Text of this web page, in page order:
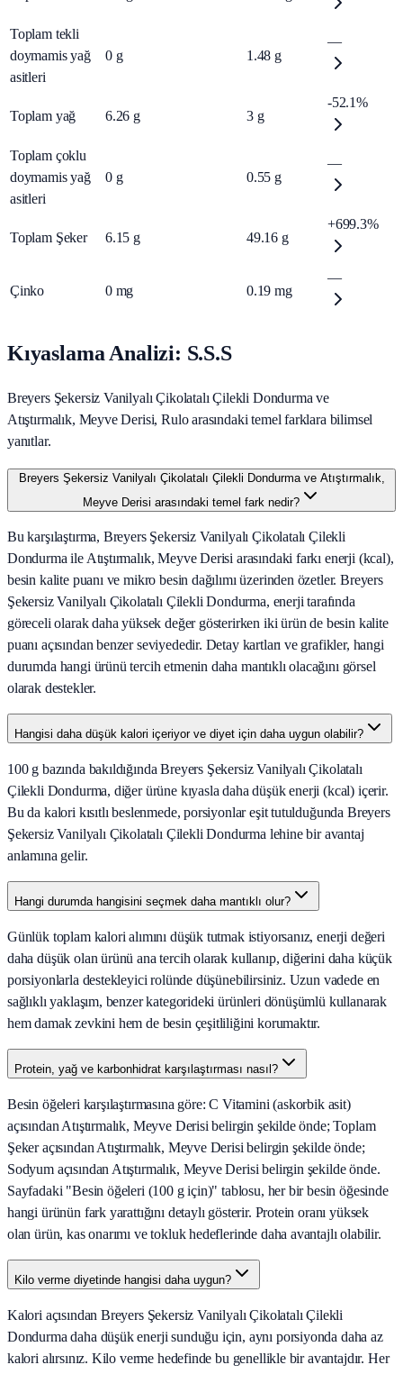
Toplam tekli
doymamis yağ
asitleri
0 g 1.48 g
—
Toplam yağ 6.26 g 3 g
-52.1%
Toplam çoklu
doymamis yağ
asitleri
0 g 0.55 g
—
Toplam Şeker 6.15 g 49.16 g
+699.3%
Çinko 0 mg 0.19 mg
—
Kıyaslama Analizi: S.S.S
Breyers Şekersiz Vanilyalı Çikolatalı Çilekli Dondurma ve
Atıştırmalık, Meyve Derisi, Rulo arasındaki temel farklara bilimsel
yanıtlar.
Breyers Şekersiz Vanilyalı Çikolatalı Çilekli Dondurma ve Atıştırmalık,
Meyve Derisi arasındaki temel fark nedir?
Bu karşılaştırma, Breyers Şekersiz Vanilyalı Çikolatalı Çilekli
Dondurma ile Atıştırmalık, Meyve Derisi arasındaki farkı enerji (kcal),
besin kalite puanı ve mikro besin dağılımı üzerinden özetler. Breyers
Şekersiz Vanilyalı Çikolatalı Çilekli Dondurma, enerji tarafında
göreceli olarak daha yüksek değer gösterirken iki ürün de besin kalite
puanı açısından benzer seviyededir. Detay kartları ve grafikler, hangi
durumda hangi ürünü tercih etmenin daha mantıklı olacağını görsel
olarak destekler.
Hangisi daha düşük kalori içeriyor ve diyet için daha uygun olabilir?
100 g bazında bakıldığında Breyers Şekersiz Vanilyalı Çikolatalı
Çilekli Dondurma, diğer ürüne kıyasla daha düşük enerji (kcal) içerir.
Bu da kalori kısıtlı beslenmede, porsiyonlar eşit tutulduğunda Breyers
Şekersiz Vanilyalı Çikolatalı Çilekli Dondurma lehine bir avantaj
anlamına gelir.
Hangi durumda hangisini seçmek daha mantıklı olur?
Günlük toplam kalori alımını düşük tutmak istiyorsanız, enerji değeri
daha düşük olan ürünü ana tercih olarak kullanıp, diğerini daha küçük
porsiyonlarla destekleyici rolünde düşünebilirsiniz. Uzun vadede en
sağlıklı yaklaşım, benzer kategorideki ürünleri dönüşümlü kullanarak
hem damak zevkini hem de besin çeşitliliğini korumaktır.
Protein, yağ ve karbonhidrat karşılaştırması nasıl?
Besin öğeleri karşılaştırmasına göre: C Vitamini (askorbik asit)
açısından Atıştırmalık, Meyve Derisi belirgin şekilde önde; Toplam
Şeker açısından Atıştırmalık, Meyve Derisi belirgin şekilde önde;
Sodyum açısından Atıştırmalık, Meyve Derisi belirgin şekilde önde.
Sayfadaki "Besin öğeleri (100 g için)" tablosu, her bir besin öğesinde
hangi ürünün fark yarattığını detaylı gösterir. Protein oranı yüksek
olan ürün, kas onarımı ve tokluk hedeflerinde daha avantajlı olabilir.
Kilo verme diyetinde hangisi daha uygun?
Kalori açısından Breyers Şekersiz Vanilyalı Çikolatalı Çilekli
Dondurma daha düşük enerji sunduğu için, aynı porsiyonda daha az
kalori alırsınız. Kilo verme hedefinde bu genellikle bir avantajdır. Her